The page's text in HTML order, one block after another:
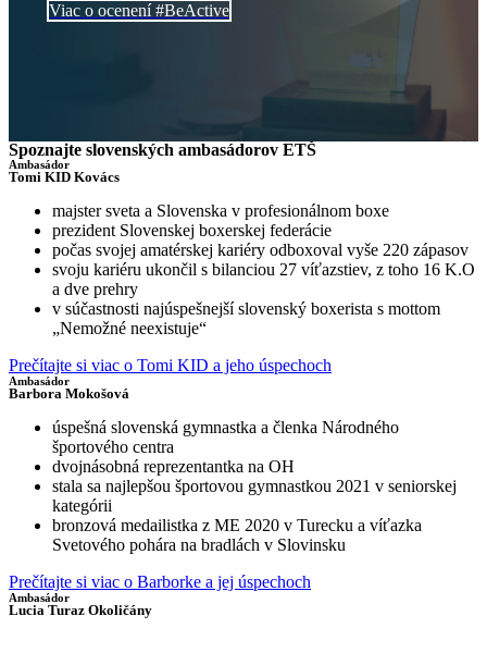
Viac o ocenení #BeActive
Spoznajte slovenských ambasádorov ETŠ
Ambasádor
Tomi KID Kovács
majster sveta a Slovenska v profesionálnom boxe
prezident Slovenskej boxerskej federácie
počas svojej amatérskej kariéry odboxoval vyše 220 zápasov
svoju kariéru ukončil s bilanciou 27 víťazstiev, z toho 16 K.O
a dve prehry
v súčastnosti najúspešnejší slovenský boxerista s mottom
„Nemožné neexistuje“
Prečítajte si viac o Tomi KID a jeho úspechoch
Ambasádor
Barbora Mokošová
úspešná slovenská gymnastka a členka Národného
športového centra
dvojnásobná reprezentantka na OH
stala sa najlepšou športovou gymnastkou 2021 v seniorskej
kategórii
bronzová medailistka z ME 2020 v Turecku a víťazka
Svetového pohára na bradlách v Slovinsku
Prečítajte si viac o Barborke a jej úspechoch
Ambasádor
Lucia Turaz Okoličány